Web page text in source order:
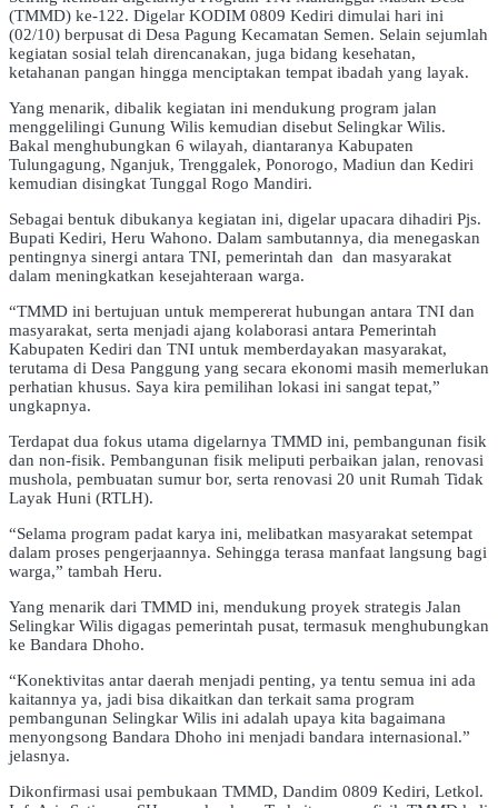
(TMMD) ke-122. Digelar KODIM 0809 Kediri dimulai hari ini
(02/10) berpusat di Desa Pagung Kecamatan Semen. Selain sejumlah
kegiatan sosial telah direncanakan, juga bidang kesehatan,
ketahanan pangan hingga menciptakan tempat ibadah yang layak.
Yang menarik, dibalik kegiatan ini mendukung program jalan
menggelilingi Gunung Wilis kemudian disebut Selingkar Wilis.
Bakal menghubungkan 6 wilayah, diantaranya Kabupaten
Tulungagung, Nganjuk, Trenggalek, Ponorogo, Madiun dan Kediri
kemudian disingkat Tunggal Rogo Mandiri.
Sebagai bentuk dibukanya kegiatan ini, digelar upacara dihadiri Pjs.
Bupati Kediri, Heru Wahono. Dalam sambutannya, dia menegaskan
pentingnya sinergi antara TNI, pemerintah dan dan masyarakat
dalam meningkatkan kesejahteraan warga.
“TMMD ini bertujuan untuk mempererat hubungan antara TNI dan
masyarakat, serta menjadi ajang kolaborasi antara Pemerintah
Kabupaten Kediri dan TNI untuk memberdayakan masyarakat,
terutama di Desa Panggung yang secara ekonomi masih memerlukan
perhatian khusus. Saya kira pemilihan lokasi ini sangat tepat,”
ungkapnya.
Terdapat dua fokus utama digelarnya TMMD ini, pembangunan fisik
dan non-fisik. Pembangunan fisik meliputi perbaikan jalan, renovasi
mushola, pembuatan sumur bor, serta renovasi 20 unit Rumah Tidak
Layak Huni (RTLH).
“Selama program padat karya ini, melibatkan masyarakat setempat
dalam proses pengerjaannya. Sehingga terasa manfaat langsung bagi
warga,” tambah Heru.
Yang menarik dari TMMD ini, mendukung proyek strategis Jalan
Selingkar Wilis digagas pemerintah pusat, termasuk menghubungkan
ke Bandara Dhoho.
“Konektivitas antar daerah menjadi penting, ya tentu semua ini ada
kaitannya ya, jadi bisa dikaitkan dan terkait sama program
pembangunan Selingkar Wilis ini adalah upaya kita bagaimana
menyongsong Bandara Dhoho ini menjadi bandara internasional.”
jelasnya.
Dikonfirmasi usai pembukaan TMMD, Dandim 0809 Kediri, Letkol.